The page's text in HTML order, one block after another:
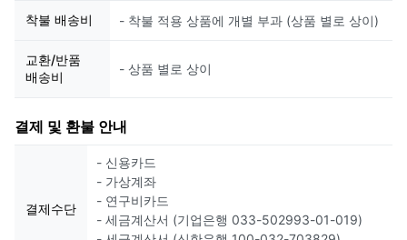
착불 배송비 - 착불 적용 상품에 개별 부과 (상품 별로 상이)
교환/반품
배송비
- 상품 별로 상이
결제 및 환불 안내
결제수단
- 신용카드
- 가상계좌
- 연구비카드
- 세금계산서 (기업은행 033-502993-01-019)